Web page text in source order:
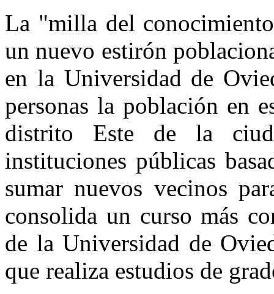
La "milla del
un nuevo estirón
en la Universidad de
personas la población en
distrito Este de la
instituciones públicas
sumar nuevos vecinos
consolida un curso más
de la Universidad de
que realiza estudios de